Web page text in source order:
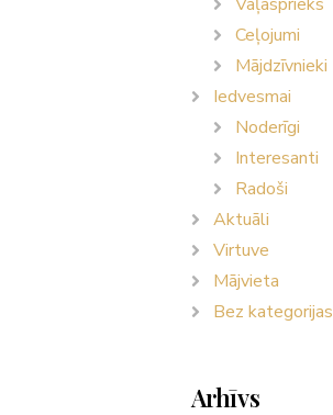
Ceļojumi
Mājdzīvnieki
Iedvesmai
Noderīgi
Interesanti
Radoši
Aktuāli
Virtuve
Mājvieta
Bez kategorijas
Arhīvs